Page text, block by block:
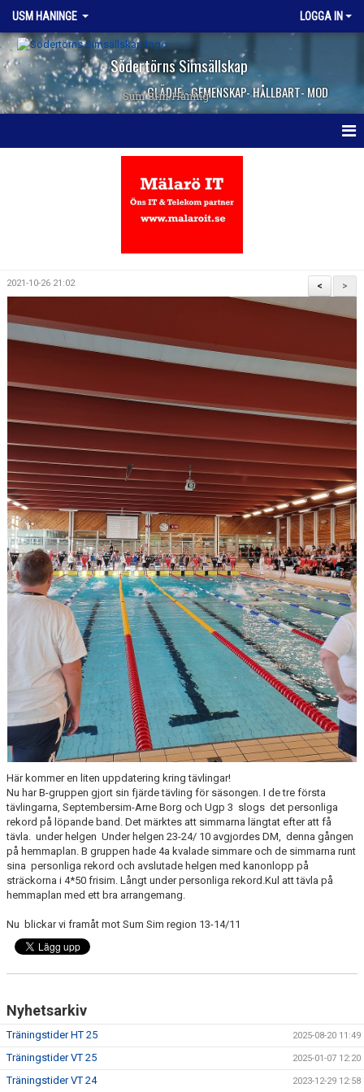
USM HANINGE LOGGA IN
Södertörns Simsällskap
GLÄDJE - GEMENSKAP- HÅLLBART- MOD
Sum SIm Haning
>
<
2021-10-26 21:02
Här kommer en liten uppdatering kring tävlingar!
Nu har B-gruppen gjort sin fjärde tävling för säsongen. I de tre första
tävlingarna, Septembersim-Arne Borg och Ugp 3 slogs det personliga
rekord på löpande band. Det märktes att simmarna längtat efter att få
tävla. under helgen Under helgen 23-24/ 10 avgjordes DM, denna gången
på hemmaplan. B gruppen hade 4a kvalade simmare och de simmarna runt
sina personliga rekord och avslutade helgen med kanonlopp på
sträckorna i 4*50 frisim. Långt under personliga rekord.Kul att tävla på
hemmaplan med ett bra arrangemang.
Nu blickar vi framåt mot Sum Sim region 13-14/11
Nyhetsarkiv
Träningstider HT 25 2025-08-20 11:49
Träningstider VT 25 2025-01-07 12:20
Träningstider VT 24 2023-12-29 12:58